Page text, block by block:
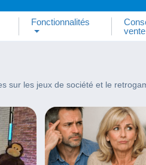
Fonctionnalités
vente
sur les jeux de société et le